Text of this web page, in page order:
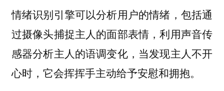
情绪识别引擎可以分析用户的情绪，包括通
过摄像头捕捉主人的面部表情，利用声音传
感器分析主人的语调变化，当发现主人不开
心时，它会挥挥手主动给予安慰和拥抱。